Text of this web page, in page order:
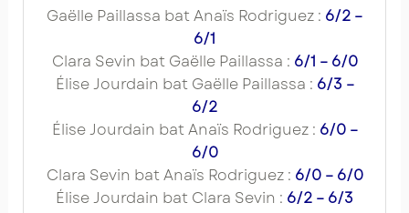
Gaëlle Paillassa bat Anaïs Rodriguez : 6/2 –
6/1
Clara Sevin bat Gaëlle Paillassa : 6/1 – 6/0
Élise Jourdain bat Gaëlle Paillassa : 6/3 –
6/2
Élise Jourdain bat Anaïs Rodriguez : 6/0 –
6/0
Clara Sevin bat Anaïs Rodriguez : 6/0 – 6/0
Élise Jourdain bat Clara Sevin : 6/2 – 6/3